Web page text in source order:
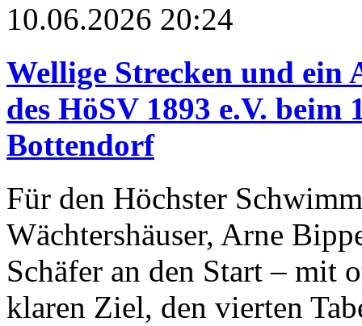
10.06.2026 20:24
Wellige Strecken und ein
des HöSV 1893 e.V.
Bottendorf
Für den Höchster
Wächtershäuser, Arne
Schäfer an den Start – mit
klaren Ziel, den vierten